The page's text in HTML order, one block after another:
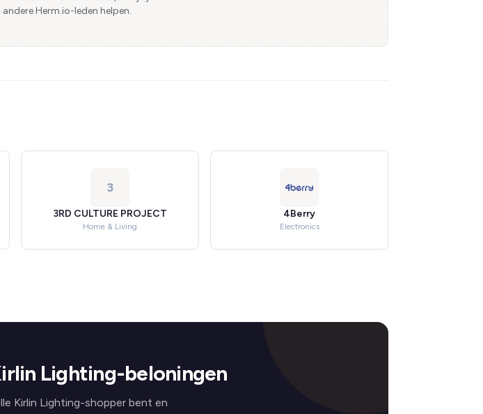
Herm.io-leden helpen.
3
3RD CULTURE PROJECT
Home & Living
4Berry
Electronics
Lighting-beloningen
Kirlin Lighting-shopper bent en